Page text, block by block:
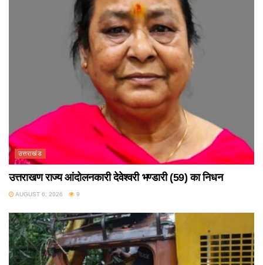
उत्तराखंड
उत्तराखण राज्य आंदोलनकारी देवेश्वरी भण्डारी (59) का निधन
AUGUST 6, 2026 9